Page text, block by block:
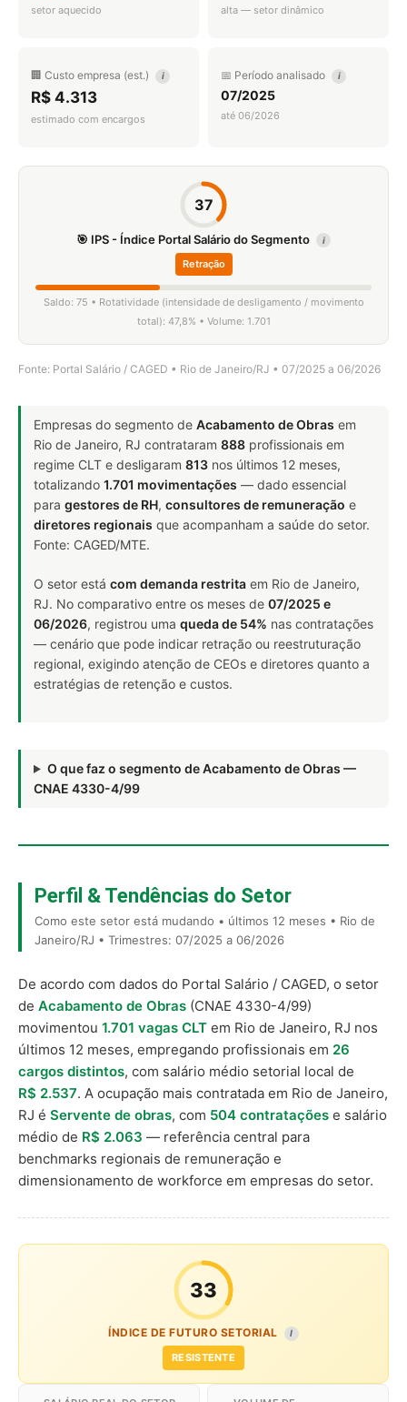
setor aquecido alta — setor dinâmico
🏢 Custo empresa (est.) i
R$ 4.313
estimado com encargos
📅 Período analisado i
07/2025
até 06/2026
37
🎯 IPS - Índice Portal Salário do Segmento i
Retração
Saldo: 75 • Rotatividade (intensidade de desligamento / movimento
total): 47,8% • Volume: 1.701
Fonte: Portal Salário / CAGED • Rio de Janeiro/RJ • 07/2025 a 06/2026
Empresas do segmento de Acabamento de Obras em
Rio de Janeiro, RJ contrataram 888 profissionais em
regime CLT e desligaram 813 nos últimos 12 meses,
totalizando 1.701 movimentações — dado essencial
para gestores de RH, consultores de remuneração e
diretores regionais que acompanham a saúde do setor.
Fonte: CAGED/MTE.
O setor está com demanda restrita em Rio de Janeiro,
RJ. No comparativo entre os meses de 07/2025 e
06/2026, registrou uma queda de 54% nas contratações
— cenário que pode indicar retração ou reestruturação
regional, exigindo atenção de CEOs e diretores quanto a
estratégias de retenção e custos.
O que faz o segmento de Acabamento de Obras —
CNAE 4330-4/99
Perfil & Tendências do Setor
Como este setor está mudando • últimos 12 meses • Rio de
Janeiro/RJ • Trimestres: 07/2025 a 06/2026
De acordo com dados do Portal Salário / CAGED, o setor
de Acabamento de Obras (CNAE 4330-4/99)
movimentou 1.701 vagas CLT em Rio de Janeiro, RJ nos
últimos 12 meses, empregando profissionais em 26
cargos distintos, com salário médio setorial local de
R$ 2.537. A ocupação mais contratada em Rio de Janeiro,
RJ é Servente de obras, com 504 contratações e salário
médio de R$ 2.063 — referência central para
benchmarks regionais de remuneração e
dimensionamento de workforce em empresas do setor.
33
ÍNDICE DE FUTURO SETORIAL I
RESISTENTE